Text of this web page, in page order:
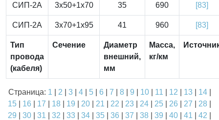
СИП-2А 3x50+1x70 35 690 [83]
СИП-2А 3x70+1x95 41 960 [83]
Тип
провода
(кабеля)
Сечение
Диаметр
внешний,
мм
Масса,
кг/км
Страница: 1 2 3| 4| 5| 6 7 8| 9 10| 11 12 13| 14|
15
16 17 18 19 20 21 22 23 24 25 26 27 28
29
30 31 32 33 34 35 36 37 38 39 40 41 42